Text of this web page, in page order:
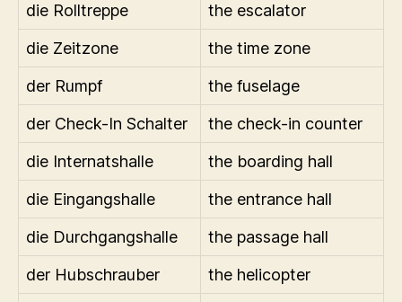
die Rolltreppe
the escalator
die Zeitzone
the time zone
der Rumpf
the fuselage
der Check-In Schalter
the check-in counter
die Internatshalle
the boarding hall
die Eingangshalle
the entrance hall
die Durchgangshalle
the passage hall
der Hubschrauber
the helicopter